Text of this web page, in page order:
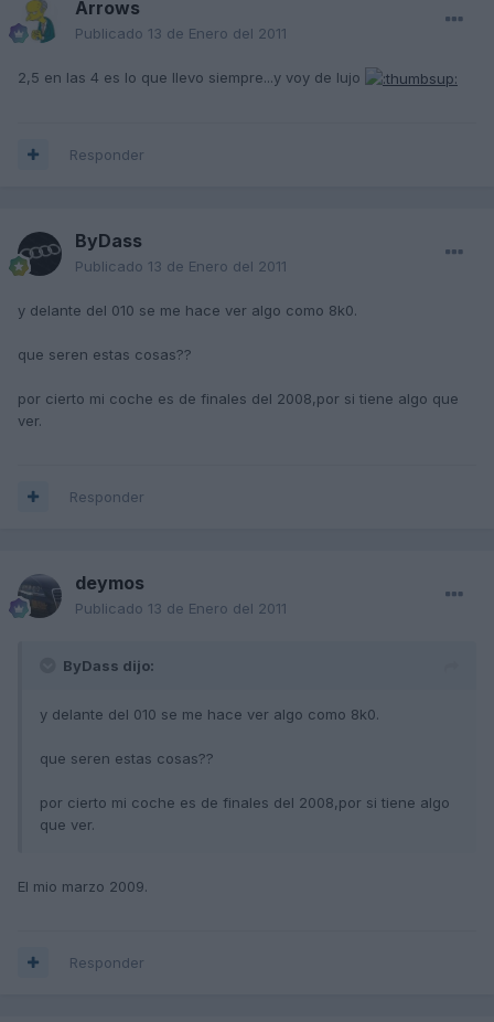
Arrows
Publicado 13 de Enero del 2011
2,5 en las 4 es lo que llevo siempre...y voy de lujo
Responder
ByDass
Publicado 13 de Enero del 2011
y delante del 010 se me hace ver algo como 8k0.
que seren estas cosas??
por cierto mi coche es de finales del 2008,por si tiene algo que
ver.
Responder
deymos
Publicado 13 de Enero del 2011
ByDass dijo:
y delante del 010 se me hace ver algo como 8k0.
que seren estas cosas??
por cierto mi coche es de finales del 2008,por si tiene algo
que ver.
El mio marzo 2009.
Responder